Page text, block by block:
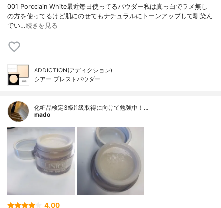
001 Porcelain White最近毎日使ってるパウダー私は真っ白でラメ無し
の方を使ってるけど肌にのせてもナチュラルにトーンアップして馴染ん
でい…続きを見る
ADDICTION(アディクション)
シアー プレストパウダー
化粧品検定3級(1級取得に向けて勉強中！…
mado
4.00